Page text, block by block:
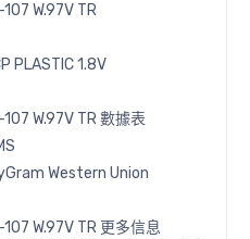
W.97V TR
PLASTIC 1.8V
W.97V TR 數據表
Western Union
W.97V TR 更多信息